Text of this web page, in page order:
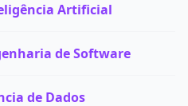
Artificial
de Software
de Dados